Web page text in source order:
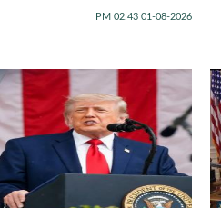
01-08-2026 02:43 PM